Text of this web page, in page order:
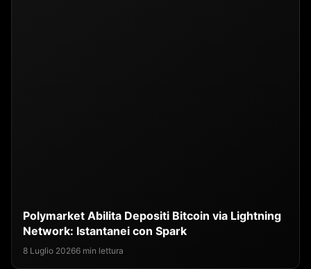
Polymarket Abilita Depositi Bitcoin via Lightning
Network: Istantanei con Spark
8 Luglio 20266 min lettura